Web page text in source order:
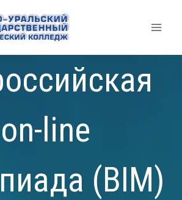
on-line
(BIM)